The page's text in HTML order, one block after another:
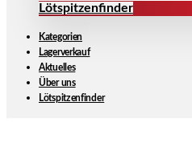
Lötspitzenfinder
Kategorien
Lagerverkauf
Aktuelles
Über uns
Lötspitzenfinder